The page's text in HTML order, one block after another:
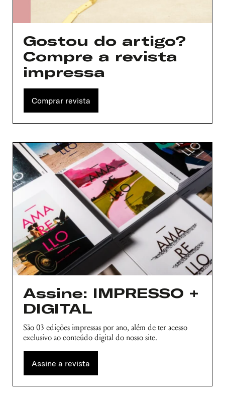
Gostou do artigo?
Compre a revista
impressa
Comprar revista
Assine: IMPRESSO +
DIGITAL
São 03 edições impressas por ano, além de ter acesso
exclusivo ao conteúdo digital do nosso site.
Assine a revista